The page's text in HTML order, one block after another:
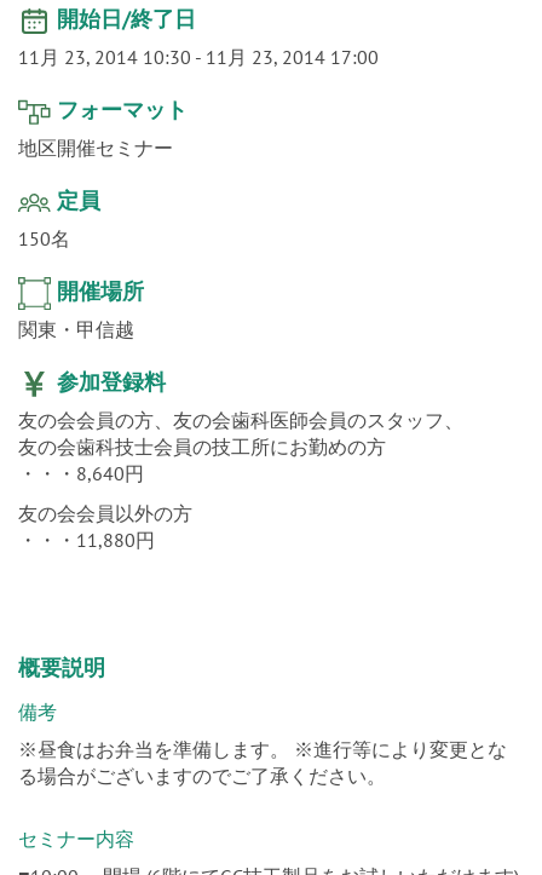
開始日/終了日
11月 23, 2014 10:30 11月 23, 2014 17:00
フォーマット
地区開催セミナー
定員
150名
開催場所
関東・甲信越
参加登録料
友の会会員の方、友の会歯科医師会員のスタッフ、
友の会歯科技士会員の技工所にお勤めの方
・・・8,640円
友の会会員以外の方
・・・11,880円
概要説明
備考
※昼食はお弁当を準備します。 ※進行等により変更とな
る場合がございますのでご了承ください。
セミナー内容